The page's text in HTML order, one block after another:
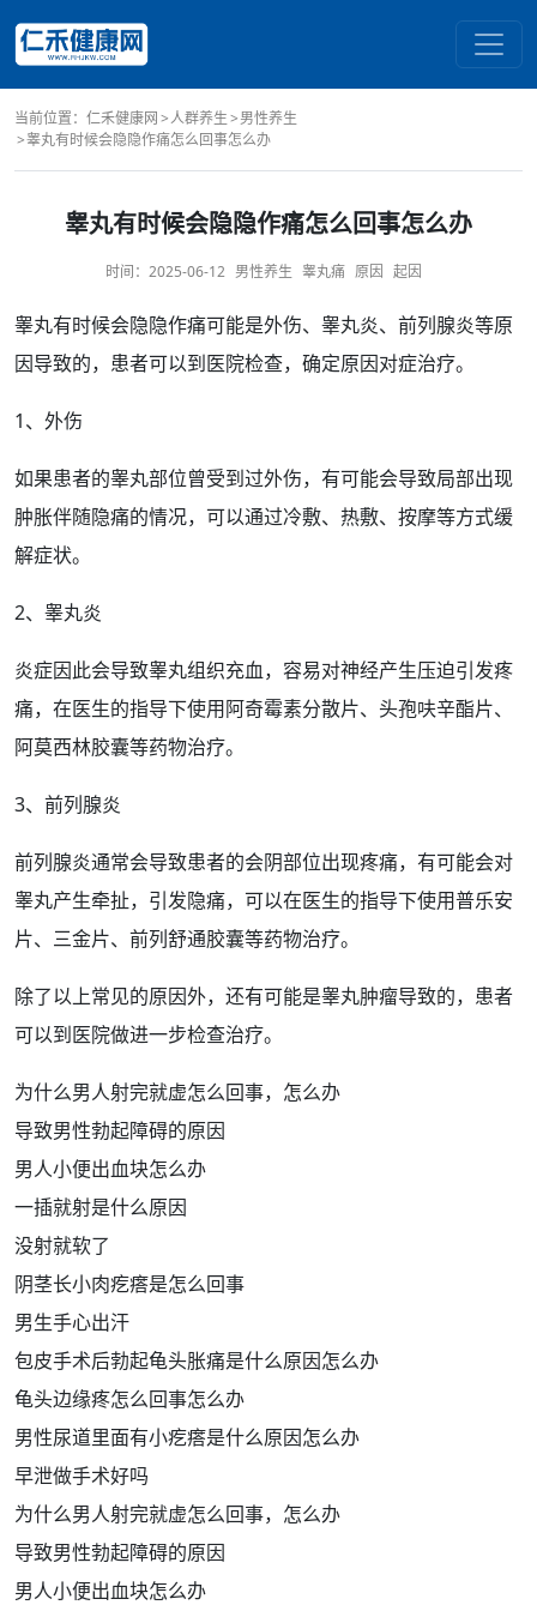
当前位置： 仁禾健康网 人群养生
男性养生
睾丸有时候会隐隐作痛怎么回事怎么办
睾丸有时候会隐隐作痛怎么回事怎么办
时间： 2025-06-12 男性养生 睾丸痛 原因 起因
睾丸有时候会隐隐作痛可能是外伤、 睾丸炎、 前列腺炎等原
因导致的，患者可以到医院检查，确定原因对症治疗。
1、外伤
如果患者的睾丸部位曾受到过外伤，有可能会导致局部出现
肿胀伴随隐痛的情况，可以通过冷敷、 热敷、 按摩等方式缓
解症状。
2、睾丸炎
炎症因此会导致睾丸组织充血，容易对神经产生压迫引发疼
痛，在医生的指导下使用阿奇霉素分散片、 头孢呋辛酯片、
阿莫西林胶囊等药物治疗。
3、 前列腺炎
前列腺炎通常会导致患者的会阴部位出现疼痛，有可能会对
睾丸产生牵扯，引发隐痛，可以在医生的指导下使用普乐安
片、三金片、 前列舒通胶囊等药物治疗。
除了以上常见的原因外，还有可能是睾丸肿瘤导致的，患者
可以到医院做进一步检查治疗。
为什么男人射完就虚怎么回事，怎么办
导致男性勃起障碍的原因
男人小便出血块怎么办
一插就射是什么原因
没射就软了
阴茎长小肉疙瘩是怎么回事
男生手心出汗
包皮手术后勃起龟头胀痛是什么原因怎么办
龟头边缘疼怎么回事怎么办
男性尿道里面有小疙瘩是什么原因怎么办
早泄做手术好吗
为什么男人射完就虚怎么回事，怎么办
导致男性勃起障碍的原因
男人小便出血块怎么办